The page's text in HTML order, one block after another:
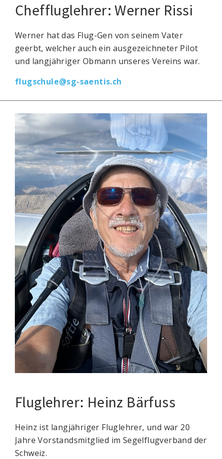
Cheffluglehrer: Werner Rissi
Werner hat das Flug-Gen von seinem Vater
geerbt, welcher auch ein ausgezeichneter Pilot
und langjähriger Obmann unseres Vereins war.
flugschule@sg-saentis.ch
Fluglehrer: Heinz Bärfuss
Heinz ist langjähriger Fluglehrer, und war 20
Jahre Vorstandsmitglied im Segelflugverband der
Schweiz.